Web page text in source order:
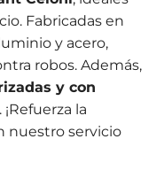
Fabricadas en
y acero,
robos. Además,
y con
. ¡Refuerza la
nuestro servicio